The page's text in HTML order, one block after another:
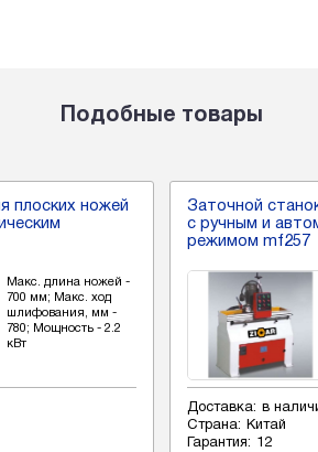
Подобные товары
плоских ножей
Макс. длина ножей -
700 мм; Макс. ход
шлифования, мм -
780; Мощность - 2.2
кВт
Заточной
с ручным и
режимом mf257
Доставка:
в
Страна:
Китай
Гарантия:
12